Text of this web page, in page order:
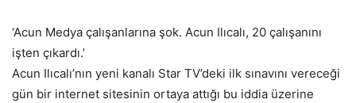
‘Acun Medya çalışanlarına şok. Acun Ilıcalı, 20 çalışanını
işten çıkardı.’
Acun Ilıcalı’nın yeni kanalı Star TV’deki ilk sınavını vereceği
gün bir internet sitesinin ortaya attığı bu iddia üzerine